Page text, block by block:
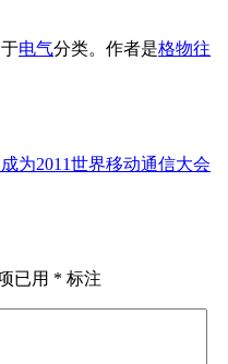
电气分类。 作者是格物往
为2011世界移动通信大会
已用 * 标注